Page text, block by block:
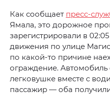
Как сообщает пресс-
Ямала, это дорожное
зарегистрировали в
движения по улице
по какой-то причине
ограждение. Автомобиль
легковушке вместе с
пассажир — оба